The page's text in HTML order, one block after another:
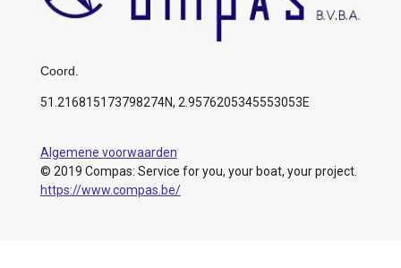
Coord.
51.216815173798274N, 2.9576205345553053E
Algemene voorwaarden
© 2019 Compas: Service for you, your boat, your project.
https://www.compas.be/